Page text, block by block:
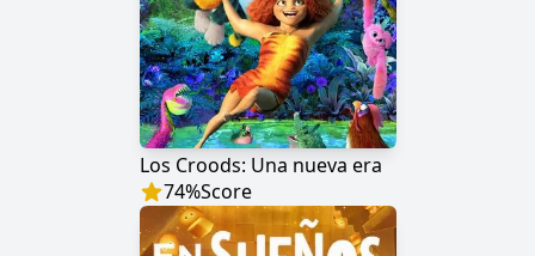
Los Croods: Una nueva era
74%Score